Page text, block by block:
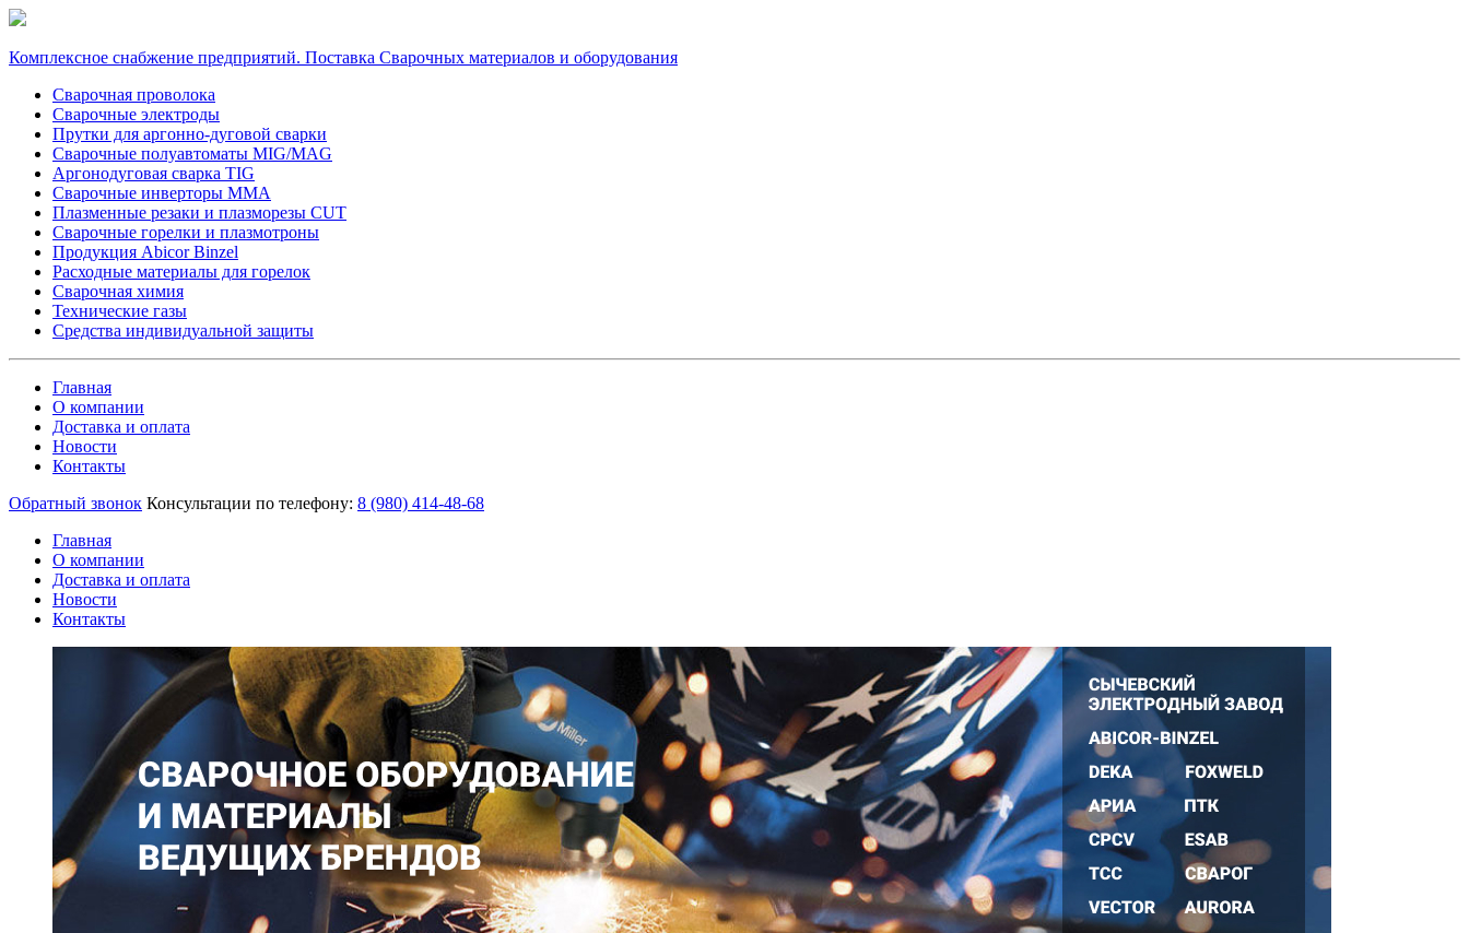
Комплексное снабжение предприятий. Поставка Сварочных материалов и оборудования
Сварочная проволока
Сварочные электроды
Прутки для аргонно-дуговой сварки
Сварочные полуавтоматы MIG/MAG
Аргонодуговая сварка TIG
Сварочные инверторы MMA
Плазменные резаки и плазморезы CUT
Сварочные горелки и плазмотроны
Продукция Abicor Binzel
Расходные материалы для горелок
Сварочная химия
Технические газы
Средства индивидуальной защиты
Главная
О компании
Доставка и оплата
Новости
Контакты
Обратный звонок Консультации по телефону: 8 (980) 414-48-68
Главная
О компании
Доставка и оплата
Новости
Контакты